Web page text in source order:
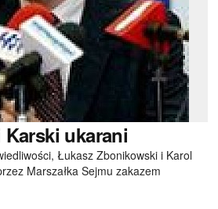
Karski ukarani
Łukasz Zbonikowski i Karol
Marszałka Sejmu zakazem